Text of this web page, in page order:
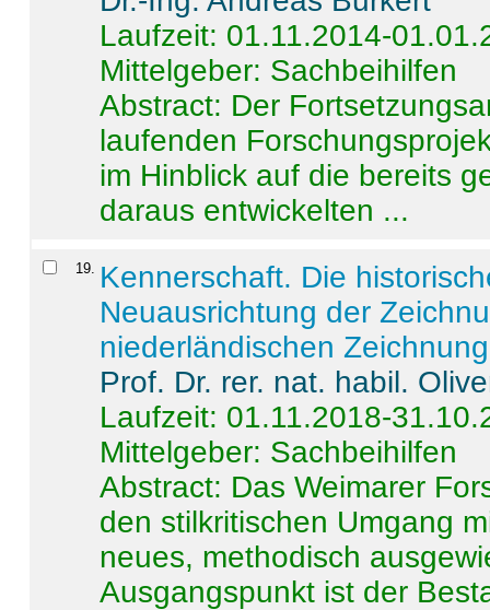
Laufzeit: 01.11.2014-
Mittelgeber: Sachbeihilfen
Abstract: Der
laufenden
im Hinblick auf die bereits
daraus entwickelten ...
19
Kennerschaft. Die
Neuausrichtung der
niederländischen
Prof. Dr. rer. nat. habil.
Laufzeit: 01.11.2018-
Mittelgeber: Sachbeihilfen
Abstract: Das Weimarer
den stilkritischen Umgang
neues, methodisch
Ausgangspunkt ist der